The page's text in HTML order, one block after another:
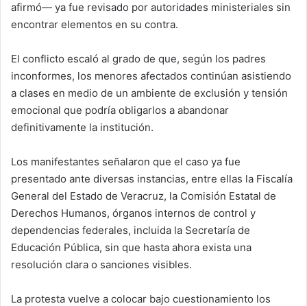
afirmó— ya fue revisado por autoridades ministeriales sin
encontrar elementos en su contra.
El conflicto escaló al grado de que, según los padres
inconformes, los menores afectados continúan asistiendo
a clases en medio de un ambiente de exclusión y tensión
emocional que podría obligarlos a abandonar
definitivamente la institución.
Los manifestantes señalaron que el caso ya fue
presentado ante diversas instancias, entre ellas la Fiscalía
General del Estado de Veracruz, la Comisión Estatal de
Derechos Humanos, órganos internos de control y
dependencias federales, incluida la Secretaría de
Educación Pública, sin que hasta ahora exista una
resolución clara o sanciones visibles.
La protesta vuelve a colocar bajo cuestionamiento los